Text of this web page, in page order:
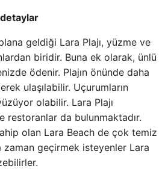
detaylar
geldiği Lara Plajı, yüzme ve
biridir. Buna ek olarak, ünlü
ödenir. Plajın önünde daha
ulaşılabilir. Uçurumların
olabilir. Lara Plajı
restoranlar da bulunmaktadır.
olan Lara Beach de çok temiz
zaman geçirmek isteyenler Lara